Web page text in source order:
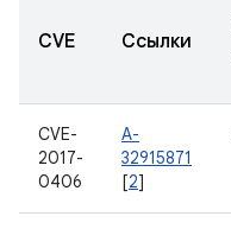
CVE Ссылки
CVE-
2017-
0406
A-
32915871
[2]